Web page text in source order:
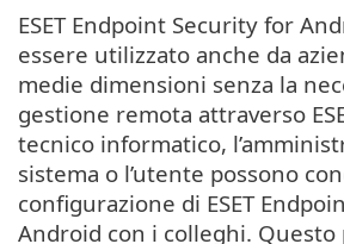
ESET Endpoint Security for
essere utilizzato anche da
medie dimensioni senza la
gestione remota attraverso
tecnico informatico,
sistema o l’utente possono
configurazione di ESET
Android con i colleghi. Questo